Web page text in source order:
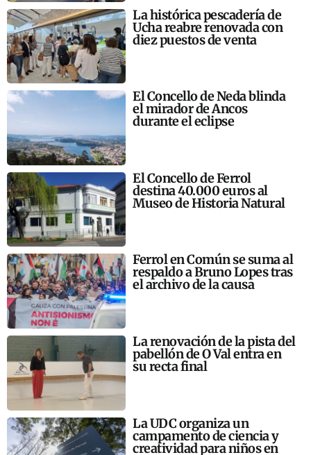
La histórica pescadería de
Ucha reabre renovada con
diez puestos de venta
El Concello de Neda blinda
el mirador de Ancos
durante el eclipse
El Concello de Ferrol
destina 40.000 euros al
Museo de Historia Natural
Ferrol en Común se suma al
respaldo a Bruno Lopes tras
el archivo de la causa
La renovación de la pista del
pabellón de O Val entra en
su recta final
La UDC organiza un
campamento de ciencia y
creatividad para niños en